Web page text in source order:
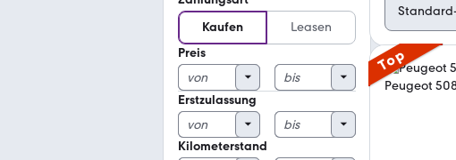
Kaufen
Leasen
Preis
Erstzulassung
Kilometerstand
Top